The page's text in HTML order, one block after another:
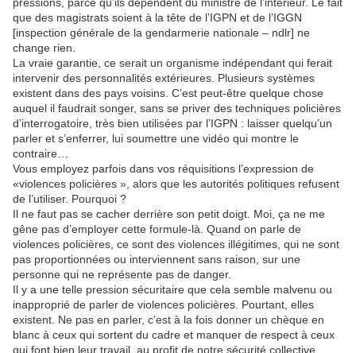
que des magistrats soient à la tête de l’IGPN et de l’IGGN
[inspection générale de la gendarmerie nationale – ndlr] ne
change rien.
La vraie garantie, ce serait un organisme indépendant qui ferait
intervenir des personnalités extérieures. Plusieurs systèmes
existent dans des pays voisins. C’est peut-être quelque chose
auquel il faudrait songer, sans se priver des techniques policières
d’interrogatoire, très bien utilisées par l’IGPN : laisser quelqu’un
parler et s’enferrer, lui soumettre une vidéo qui montre le
contraire…
Vous employez parfois dans vos réquisitions l’expression de
«violences policières », alors que les autorités politiques refusent
de l’utiliser. Pourquoi ?
Il ne faut pas se cacher derrière son petit doigt. Moi, ça ne me
gêne pas d’employer cette formule-là. Quand on parle de
violences policières, ce sont des violences illégitimes, qui ne sont
pas proportionnées ou interviennent sans raison, sur une
personne qui ne représente pas de danger.
Il y a une telle pression sécuritaire que cela semble malvenu ou
inapproprié de parler de violences policières. Pourtant, elles
existent. Ne pas en parler, c’est à la fois donner un chèque en
blanc à ceux qui sortent du cadre et manquer de respect à ceux
qui font bien leur travail, au profit de notre sécurité collective.